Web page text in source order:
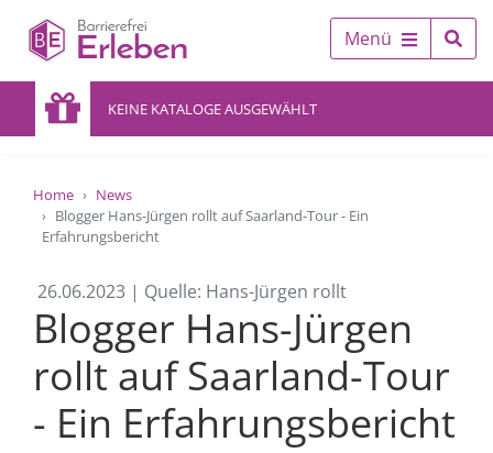
Menü
KEINE KATALOGE AUSGEWÄHLT
Home
News
Blogger Hans-Jürgen rollt auf Saarland-Tour - Ein
Erfahrungsbericht
26.06.2023 | Quelle: Hans-Jürgen rollt
Blogger Hans-Jürgen
rollt auf Saarland-Tour
- Ein Erfahrungsbericht